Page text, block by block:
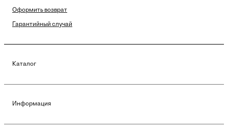
Оформить возврат
Гарантийный случай
Каталог
Информация